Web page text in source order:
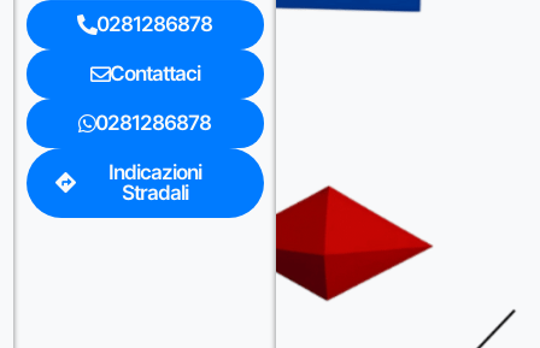
0281286878
Contattaci
0281286878
Indicazioni
Stradali